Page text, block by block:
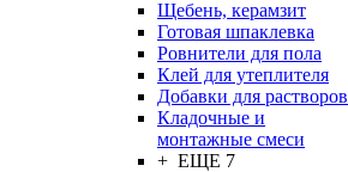
Щебень, керамзит
Готовая шпаклевка
Ровнители для пола
Клей для утеплителя
Добавки для растворов
Кладочные и
монтажные смеси
+ ЕЩЕ 7